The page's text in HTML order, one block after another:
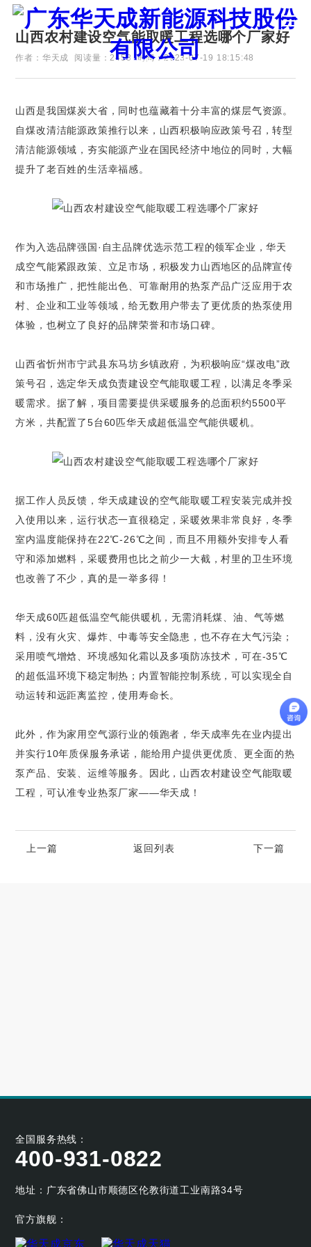
证券代码：835751
山西农村建设空气能取暖工程选哪个厂家好
作者：华天成 阅读量：2458 时间：2023-07-19 18:15:48
山西是我国煤炭大省，同时也蕴藏着十分丰富的煤层气资源。
自煤改清洁能源政策推行以来，山西积极响应政策号召，转型
清洁能源领域，夯实能源产业在国民经济中地位的同时，大幅
提升了老百姓的生活幸福感。
作为入选品牌强国·自主品牌优选示范工程的领军企业，华天
成空气能紧跟政策、立足市场，积极发力山西地区的品牌宣传
和市场推广，把性能出色、可靠耐用的热泵产品广泛应用于农
村、企业和工业等领域，给无数用户带去了更优质的热泵使用
体验，也树立了良好的品牌荣誉和市场口碑。
山西省忻州市宁武县东马坊乡镇政府，为积极响应“煤改电”政
策号召，选定华天成负责建设空气能取暖工程，以满足冬季采
暖需求。据了解，项目需要提供采暖服务的总面积约5500平
方米，共配置了5台60匹华天成超低温空气能供暖机。
据工作人员反馈，华天成建设的空气能取暖工程安装完成并投
入使用以来，运行状态一直很稳定，采暖效果非常良好，冬季
室内温度能保持在22℃-26℃之间，而且不用额外安排专人看
守和添加燃料，采暖费用也比之前少一大截，村里的卫生环境
也改善了不少，真的是一举多得！
华天成60匹超低温空气能供暖机，无需消耗煤、油、气等燃
料，没有火灾、爆炸、中毒等安全隐患，也不存在大气污染；
采用喷气增焓、环境感知化霜以及多项防冻技术，可在-35℃
的超低温环境下稳定制热；内置智能控制系统，可以实现全自
动运转和远距离监控，使用寿命长。
此外，作为家用空气源行业的领跑者，华天成率先在业内提出
并实行10年质保服务承诺，能给用户提供更优质、更全面的热
泵产品、安装、运维等服务。因此，山西农村建设空气能取暖
工程，可认准专业热泵厂家——华天成！
上一篇 返回列表 下一篇
全国服务热线：
400-931-0822
地址：广东省佛山市顺德区伦教街道工业南路34号
官方旗舰：